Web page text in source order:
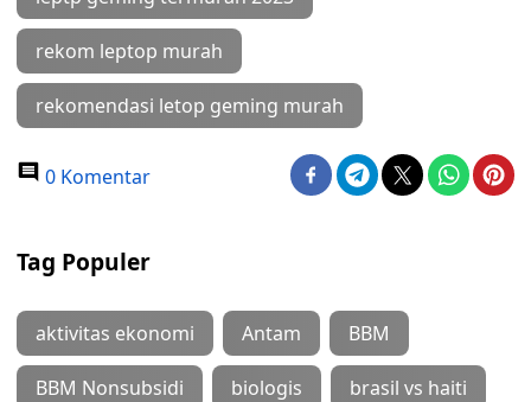
rekom leptop murah
rekomendasi letop geming murah
0 Komentar
Tag Populer
aktivitas ekonomi Antam BBM
BBM Nonsubsidi biologis brasil vs haiti